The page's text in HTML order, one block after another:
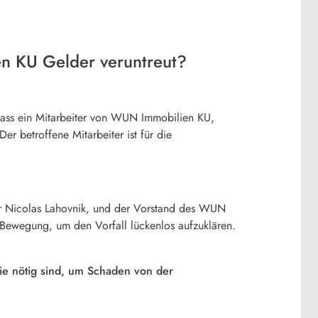
KU Gelder veruntreut?
ein Mitarbeiter von WUN Immobilien KU,
betroffene Mitarbeiter ist für die
Nicolas Lahovnik, und der Vorstand des WUN
um den Vorfall lückenlos aufzuklären.
nötig sind, um Schaden von der